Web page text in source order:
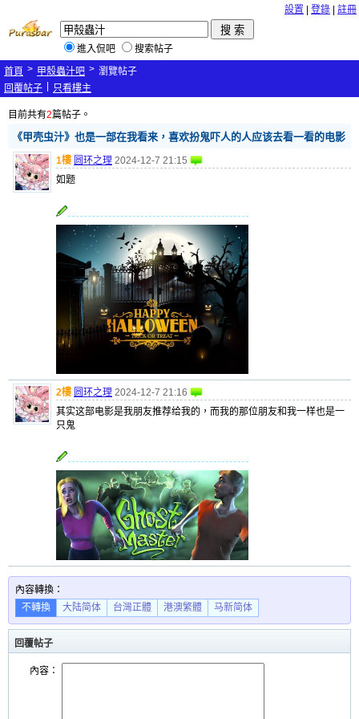
設置 登錄 註冊
進入侃吧
搜索帖子
首頁 > 甲殼蟲汁吧 > 瀏覽帖子
回覆帖子
只看樓主
目前共有2篇帖子。
《甲壳虫汁》也是一部在我看来，喜欢扮鬼吓人的人应该去看一看的电影
1樓 圆环之理 2024-12-7 21:15
如题
2樓 圆环之理 2024-12-7 21:16
其实这部电影是我朋友推荐给我的，而我的那位朋友和我一样也是一
只鬼
內容轉換：
不轉換
大陆简体 台灣正體 港澳繁體 马新简体
回覆帖子
內容：